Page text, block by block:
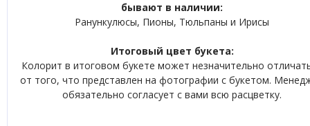
бывают в наличии:
Ранункулюсы, Пионы, Тюльпаны и Ирисы
Итоговый цвет букета:
Колорит в итоговом букете может незначительно
от того, что представлен на фотографии с букетом.
обязательно согласует с вами всю расцветку.